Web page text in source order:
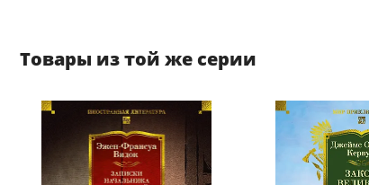
Товары из той же серии